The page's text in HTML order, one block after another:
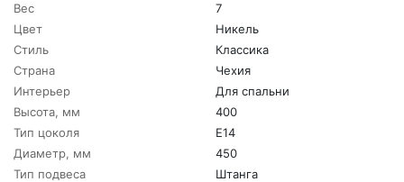
Вес
7
Цвет
Никель
Стиль
Классика
Страна
Чехия
Интерьер
Для спальни
Высота, мм
400
Тип цоколя
E14
Диаметр, мм
450
Тип подвеса
Штанга